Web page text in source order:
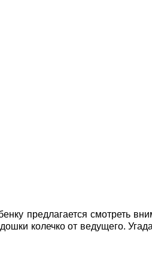
предлагается смотреть
колечко от ведущего.